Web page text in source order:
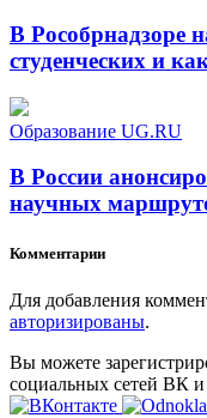
В Рособрнадзоре
студенческих и
Образование UG.RU
В России
научных
Комментарии
Для добавления
авторизированы.
Вы можете
социальных сетей ВК